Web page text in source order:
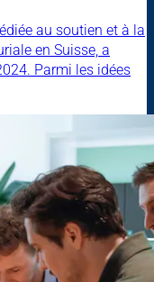
au soutien et à la
en Suisse, a
Parmi les idées